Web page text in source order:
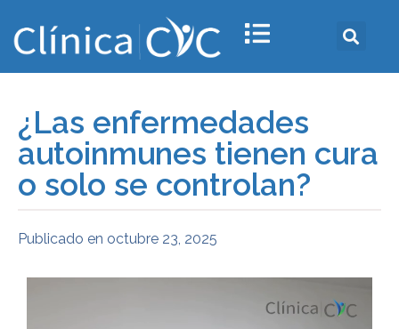
¿Las enfermedades
autoinmunes tienen cura
o solo se controlan?
Publicado en octubre 23, 2025